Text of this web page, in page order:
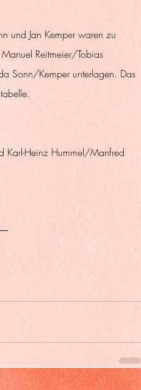
und Jan Kemper waren zu
Reitmeier/Tobias
Sonn/Kemper unterlagen. Das
Karl-Heinz Hummel/Manfred